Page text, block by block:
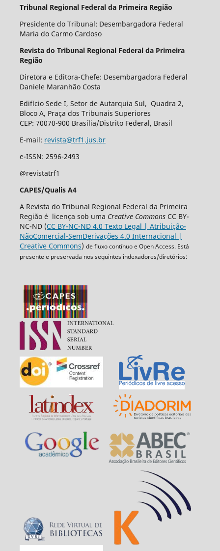
Tribunal Regional Federal da Primeira Região
Presidente do Tribunal: Desembargadora Federal
Maria do Carmo Cardoso
Revista do Tribunal Regional Federal da Primeira
Região
Diretora e Editora-Chefe: Desembargadora Federal
Daniele Maranhão Costa
Edifício Sede I, Setor de Autarquia Sul, Quadra 2,
Bloco A, Praça dos Tribunais Superiores
CEP: 70070-900 Brasília/Distrito Federal, Brasil
E-mail: revista@trf1.jus.br
e-ISSN: 2596-2493
@revistatrf1
CAPES/Qualis A4
A Revista do Tribunal Regional Federal da Primeira
Região é licença sob uma Creative CommonsCC BY-
NC-ND (CC BY-NC-ND 4.0 Texto Legal | Atribuição-
NãoComercial-SemDerivações 4.0 Internacional |
Creative Commons) de fluxo contínuo e Open Access. Está
presente e preservada nos seguintes indexadores/diretórios: